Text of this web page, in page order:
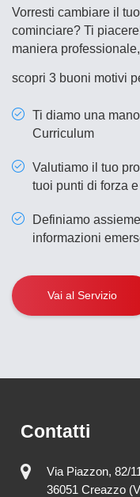
Vorresti cambiare il
cominciare? Ti
maniera
scopri 3 buoni motivi
Ti diamo una
Curriculum
Valutiamo il tuo
tuoi punti di forza
Definiamo
informazioni
Vai al Servizio
Contatti
Via Piazzon, 82/
36051 Creazzo